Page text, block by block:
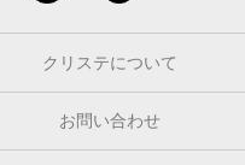
クリステについて
お問い合わせ